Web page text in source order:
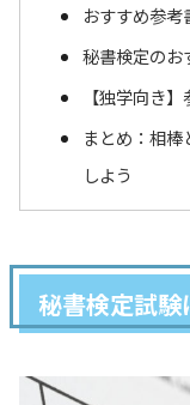
おすすめ参考
秘書検定のお
【独学向き
まとめ：相
しよう
秘書検定試